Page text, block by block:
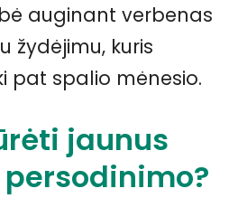
auginant verbenas
žydėjimu, kuris
pat spalio mėnesio.
jaunus